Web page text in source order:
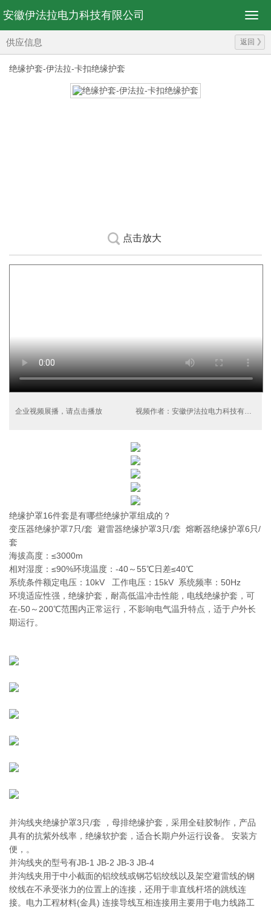
安徽伊法拉电力科技有限公司
供应信息 返回
绝缘护套-伊法拉-卡扣绝缘护套
点击放大
企业视频展播，请点击播放 视频作者：安徽伊法拉电力科技有限公司
绝缘护罩16件套是有哪些绝缘护罩组成的？
变压器绝缘护罩7只/套 避雷器绝缘护罩3只/套 熔断器绝缘护罩6只/
套
海拔高度：≤3000m
相对湿度：≤90%环境温度：-40～55℃日差≤40℃
系统条件额定电压：10kV 工作电压：15kV 系统频率：50Hz
环境适应性强，绝缘护套，耐高低温冲击性能，电线绝缘护套，可
在-50～200℃范围内正常运行，不影响电气温升特点，适于户外长
期运行。
并沟线夹绝缘护罩3只/套 ，母排绝缘护套，采用全硅胶制作，产品
具有的抗紫外线率，绝缘软护套，适合长期户外运行设备。 安装方
便，。
并沟线夹的型号有JB-1 JB-2 JB-3 JB-4
并沟线夹用于中小截面的铝绞线或钢芯铝绞线以及架空避雷线的钢
绞线在不承受张力的位置上的连接，还用于非直线杆塔的跳线连
接。电力工程材料(金具) 连接导线互相连接用主要用于电力线路工